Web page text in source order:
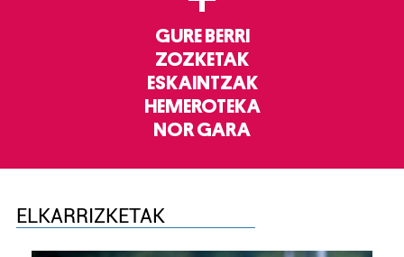
GURE BERRI
ZOZKETAK
ESKAINTZAK
HEMEROTEKA
NOR GARA
ELKARRIZKETAK